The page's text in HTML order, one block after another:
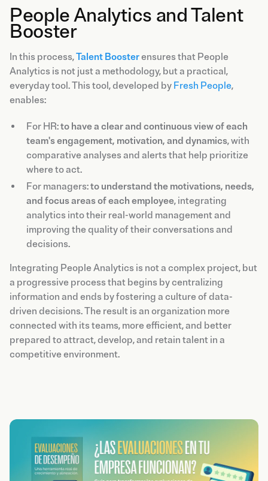
People Analytics and Talent
Booster
In this process,Talent Boosterensures that People
Analytics is not just a methodology, but a practical,
everyday tool. This tool, developed by Fresh People,
enables:
For HR:to have a clear and continuous view of each
team's engagement, motivation, and dynamics, with
comparative analyses and alerts that help prioritize
where to act.
For managers:to understand the motivations, needs,
and focus areas of each employee, integrating
analytics into their real-world management and
improving the quality of their conversations and
decisions.
Integrating People Analytics is not a complex project, but
a progressive process that begins by centralizing
information and ends by fostering a culture of data-
driven decisions. The result is an organization more
connected with its teams, more efficient, and better
prepared to attract, develop, and retain talent in a
competitive environment.